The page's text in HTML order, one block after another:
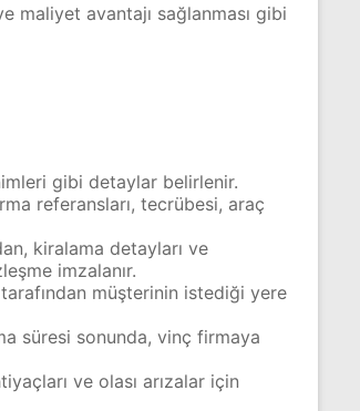
maliyet avantajı sağlanması gibi
gibi detaylar belirlenir.
referansları, tecrübesi, araç
kiralama detayları ve
imzalanır.
müşterinin istediği yere
süresi sonunda, vinç firmaya
ve olası arızalar için